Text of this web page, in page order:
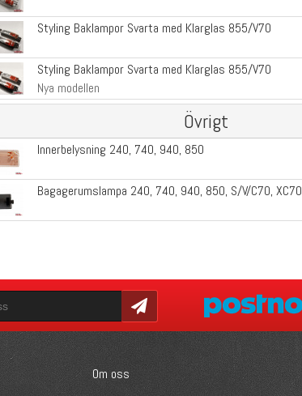
Styling Baklampor Svarta med Klarglas 855/V70
Styling Baklampor Svarta med Klarglas 855/V70
Nya modellen
Övrigt
Innerbelysning 240, 740, 940, 850
Bagagerumslampa 240, 740, 940, 850, S/V/C70, XC70
Skicka
Om oss